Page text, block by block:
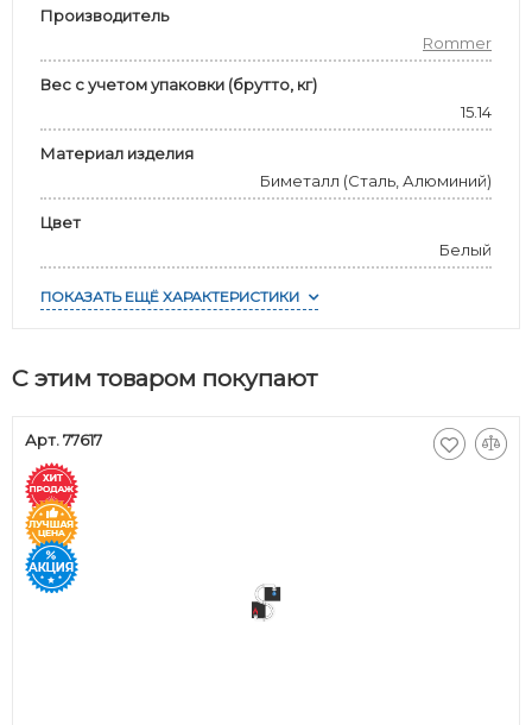
Производитель
Rommer
Вес с учетом упаковки (брутто, кг)
15.14
Материал изделия
Биметалл (Сталь, Алюминий)
Цвет
Белый
ПОКАЗАТЬ ЕЩЁ ХАРАКТЕРИСТИКИ
С этим товаром покупают
Арт. 77617